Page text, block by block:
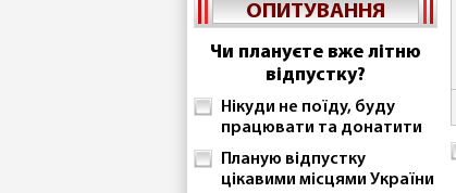
ОПИТУВАННЯ
Чи плануєте вже літню
відпустку?
Нікуди не поїду, буду
працювати та донатити
Планую відпустку
цікавими місцями України